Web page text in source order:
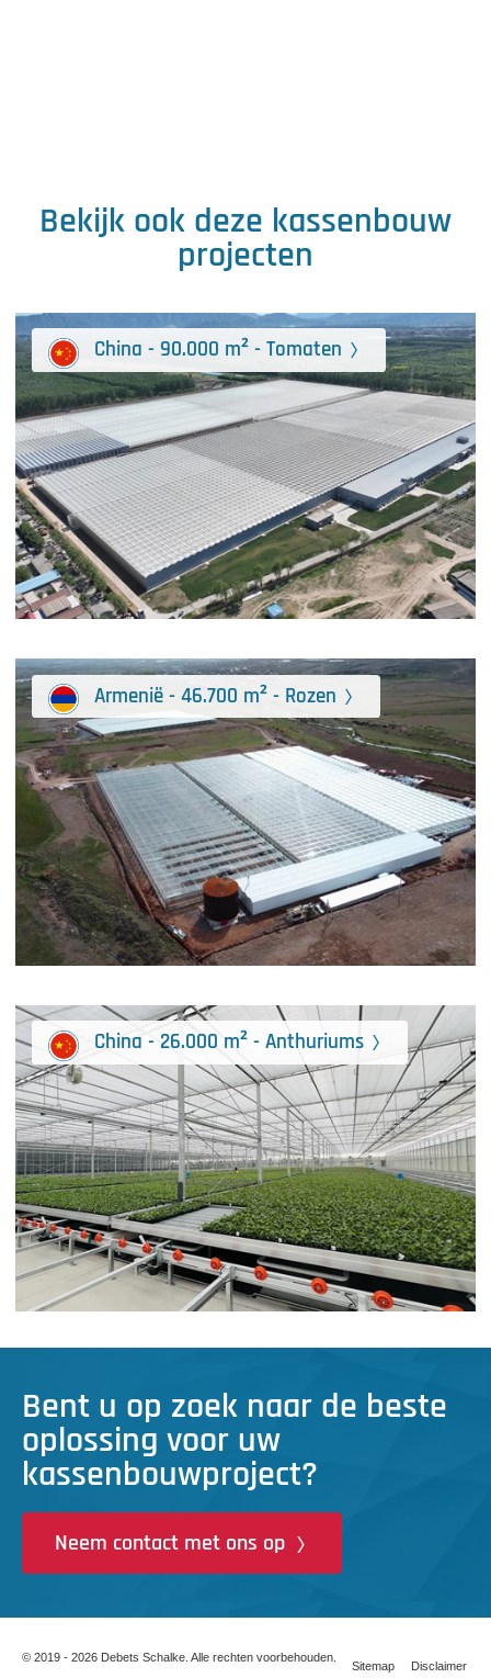
Bekijk ook deze kassenbouw
projecten
China - 90.000 m² - Tomaten
Armenië - 46.700 m² - Rozen
China - 26.000 m² - Anthuriums
Bent u op zoek naar de beste
oplossing voor uw
kassenbouwproject?
Neem contact met ons op
© 2019 - 2026 Debets Schalke. Alle rechten voorbehouden.
Sitemap Disclaimer